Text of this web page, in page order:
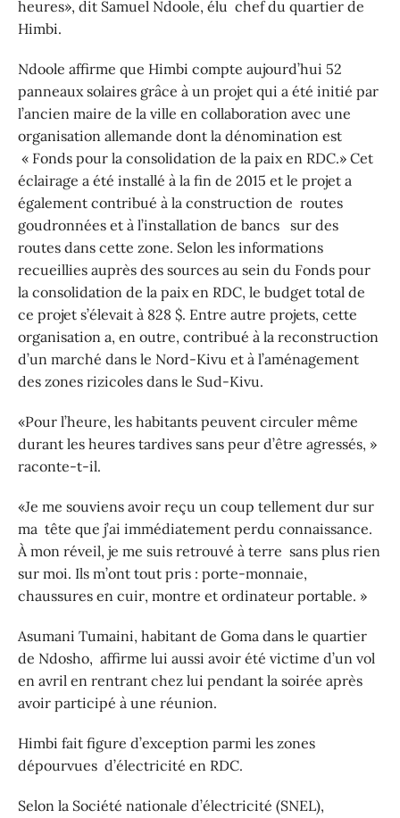
heures», dit Samuel Ndoole, élu chef du quartier de
Himbi.
Ndoole affirme que Himbi compte aujourd’hui 52
panneaux solaires grâce à un projet qui a été initié par
l’ancien maire de la ville en collaboration avec une
organisation allemande dont la dénomination est
« Fonds pour la consolidation de la paix en RDC.» Cet
éclairage a été installé à la fin de 2015 et le projet a
également contribué à la construction de routes
goudronnées et à l’installation de bancs sur des
routes dans cette zone. Selon les informations
recueillies auprès des sources au sein du Fonds pour
la consolidation de la paix en RDC, le budget total de
ce projet s’élevait à 828 $. Entre autre projets, cette
organisation a, en outre, contribué à la reconstruction
d’un marché dans le Nord-Kivu et à l’aménagement
des zones rizicoles dans le Sud-Kivu.
«Pour l’heure, les habitants peuvent circuler même
durant les heures tardives sans peur d’être agressés, »
raconte-t-il.
«Je me souviens avoir reçu un coup tellement dur sur
ma tête que j’ai immédiatement perdu connaissance.
À mon réveil, je me suis retrouvé à terre sans plus rien
sur moi. Ils m’ont tout pris : porte-monnaie,
chaussures en cuir, montre et ordinateur portable. »
Asumani Tumaini, habitant de Goma dans le quartier
de Ndosho, affirme lui aussi avoir été victime d’un vol
en avril en rentrant chez lui pendant la soirée après
avoir participé à une réunion.
Himbi fait figure d’exception parmi les zones
dépourvues d’électricité en RDC.
Selon la Société nationale d’électricité (SNEL),